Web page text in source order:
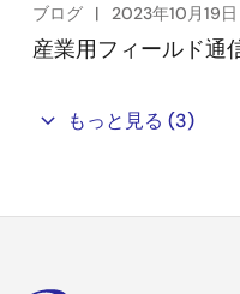
ブログ 2023年10月19日
産業用フィールド通
もっと見る (3)